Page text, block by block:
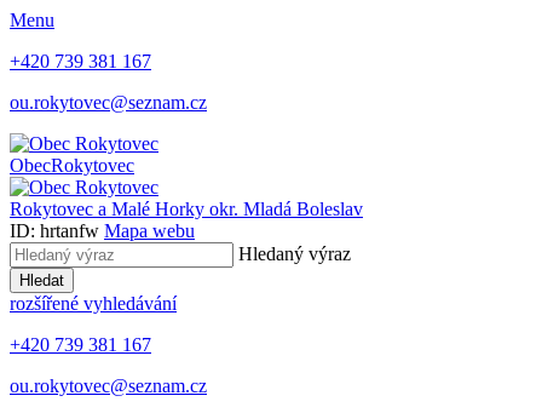
Menu
+420 739 381 167
ou.rokytovec@seznam.cz
ObecRokytovec
Rokytovec a Malé Horky okr. Mladá Boleslav
ID: hrtanfw Mapa webu
Hledaný výraz
Hledat
rozšířené vyhledávání
+420 739 381 167
ou.rokytovec@seznam.cz